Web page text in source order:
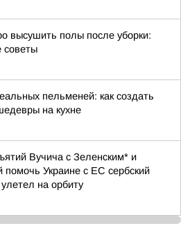
высушить полы после уборки:
советы
пельменей: как создать
на кухне
Вучича с Зеленским* и
помочь Украине с ЕС сербский
на орбиту